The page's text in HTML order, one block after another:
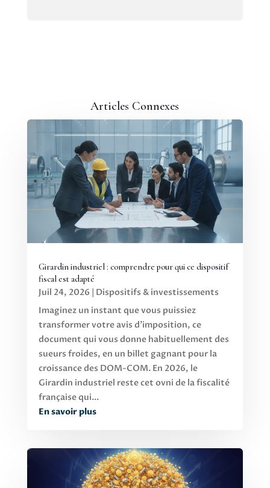
Articles Connexes
Girardin industriel : comprendre pour qui ce dispositif
fiscal est adapté
Juil 24, 2026 | Dispositifs & investissements
Imaginez un instant que vous puissiez
transformer votre avis d'imposition, ce
document qui vous donne habituellement des
sueurs froides, en un billet gagnant pour la
croissance des DOM-COM. En 2026, le
Girardin industriel reste cet ovni de la fiscalité
française qui...
En savoir plus